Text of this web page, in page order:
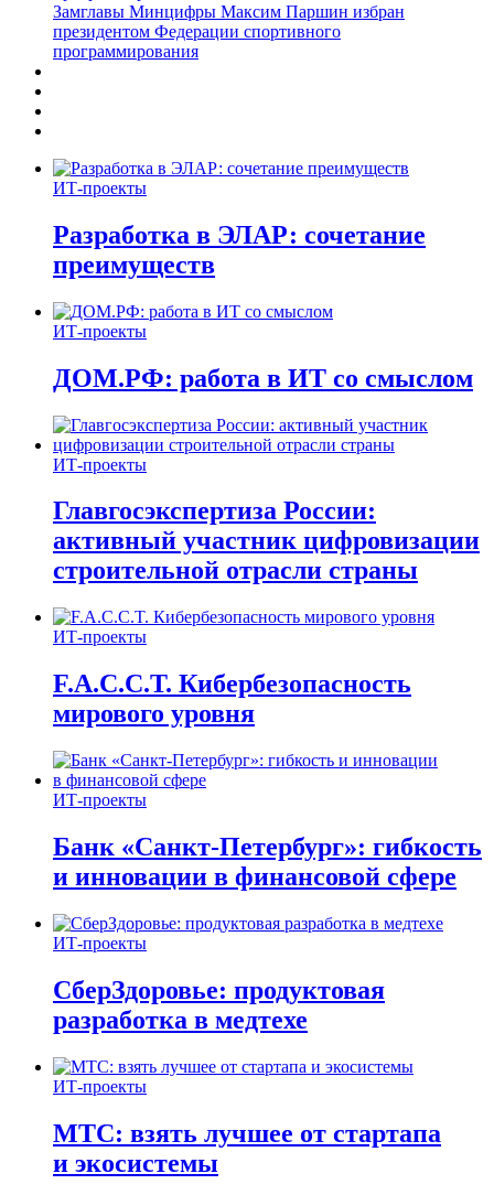
Замглавы Минцифры Максим Паршин избран
президентом Федерации спортивного
программирования
ИТ-проекты
Разработка в ЭЛАР: сочетание
преимуществ
ИТ-проекты
ДОМ.РФ: работа в ИТ со смыслом
ИТ-проекты
Главгосэкспертиза России:
активный участник цифровизации
строительной отрасли страны
ИТ-проекты
F.A.C.C.T. Кибербезопасность
мирового уровня
ИТ-проекты
Банк «Санкт-Петербург»: гибкость
и инновации в финансовой сфере
ИТ-проекты
СберЗдоровье: продуктовая
разработка в медтехе
ИТ-проекты
МТС: взять лучшее от стартапа
и экосистемы